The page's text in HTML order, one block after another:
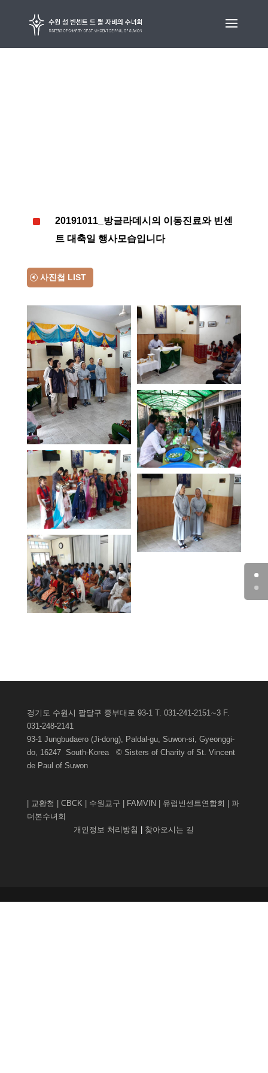
^
20191011_방글라데시의 이동진료와 빈센
트 대축일 행사모습입니다
사진첩 LIST
경기도 수원시 팔달구 중부대로 93-1 T. 031-241-2151∼3 F.
031-248-2141
93-1 Jungbudaero (Ji-dong), Paldal-gu, Suwon-si, Gyeonggi-
do, 16247 South-Korea © Sisters of Charity of St. Vincent
de Paul of Suwon
| 교황청 | CBCK | 수원교구 | FAMVIN| 유럽빈센트연합회 | 파
더본수녀회
개인정보 처리방침 | 찾아오시는 길